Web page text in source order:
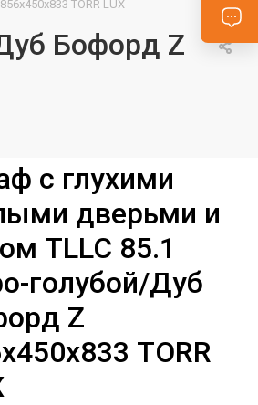
TORR LUX
Бофорд Z
с глухими
дверьми и
TLLC 85.1
голубой/Дуб
Z
TORR